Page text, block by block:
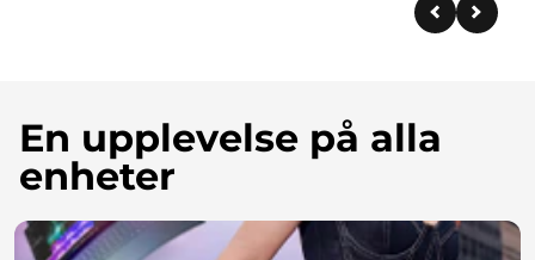
En upplevelse på alla
enheter